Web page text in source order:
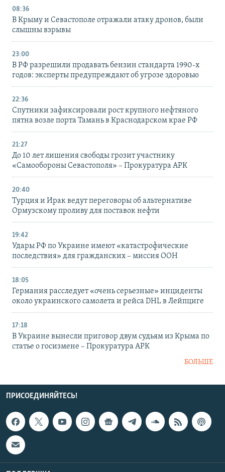
08:36
В Крыму и Севастополе отражали атаку дронов, были
слышны взрывы
23:00
В РФ разрешили продавать бензин стандарта 1990-х
годов: эксперты предупреждают об угрозе здоровью
22:36
Спутники зафиксировали рост крупного нефтяного
пятна возле порта Тамань в Краснодарском крае РФ
21:27
До 10 лет лишения свободы грозит участнику
«Самообороны Севастополя» – Прокуратура АРК
20:40
Турция и Ирак ведут переговоры об альтернативе
Ормузскому проливу для поставок нефти
19:42
Удары РФ по Украине имеют «катастрофические
последствия» для гражданских – миссия ООН
18:05
Германия расследует «очень серьезные» инциденты
около украинского самолета и рейса DHL в Лейпциге
17:18
В Украине вынесли приговор двум судьям из Крыма по
статье о госизмене – Прокуратура АРК
БОЛЬШЕ
ПРИСОЕДИНЯЙТЕСЬ!